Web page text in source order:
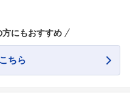
ました
ーしませんか？
にもおすすめ
ちら